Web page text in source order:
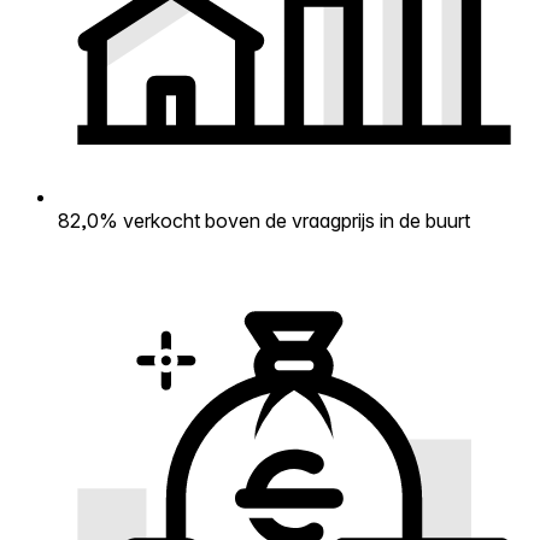
82,0% verkocht boven de vraagprijs in de buurt